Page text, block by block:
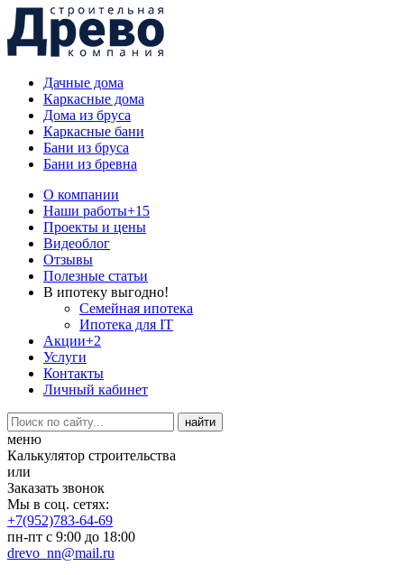
Дачные дома
Каркасные дома
Дома из бруса
Каркасные бани
Бани из бруса
Бани из бревна
О компании
Наши работы+15
Проекты и цены
Видеоблог
Отзывы
Полезные статьи
В ипотеку выгодно!
Семейная ипотека
Ипотека для IT
Акции+2
Услуги
Контакты
Личный кабинет
меню
Калькулятор строительства
или
Заказать звонок
Мы в соц. сетях:
+7(952)783-64-69
пн-пт с 9:00 до 18:00
drevo_nn@mail.ru